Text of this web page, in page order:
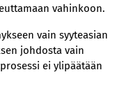
vahinkoon.
vain syyteasian
johdosta vain
ei ylipäätään